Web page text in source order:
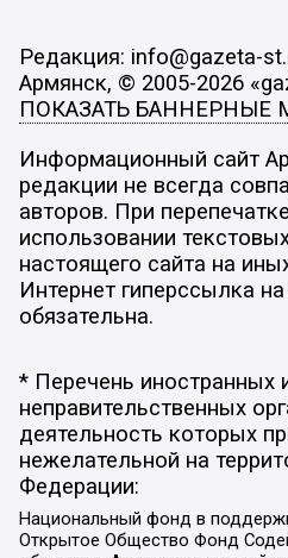
Редакция: info@gazeta-
Армянск, © 2005-2026
ПОКАЗАТЬ БАННЕРНЫЕ
Информационный сайт
редакции не всегда
авторов. При
использовании
настоящего сайта на
Интернет гиперссылка
обязательна.
* Перечень
неправительственных
деятельность которых
нежелательной на
Федерации:
Национальный фонд в
Открытое Общество Фонд